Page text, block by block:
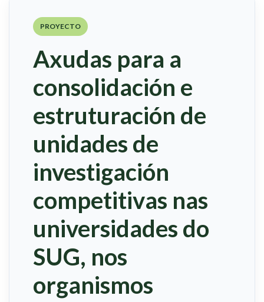
PROYECTO
Axudas para a
consolidación e
estruturación de
unidades de
investigación
competitivas nas
universidades do
SUG, nos
organismos